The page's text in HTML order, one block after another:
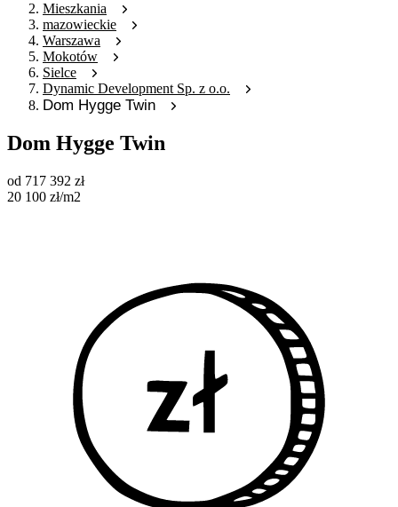
Mieszkania
mazowieckie
Warszawa
Mokotów
Sielce
Dynamic Development Sp. z o.o.
Dom Hygge Twin
Dom Hygge Twin
od 717 392 zł
20 100 zł/m2